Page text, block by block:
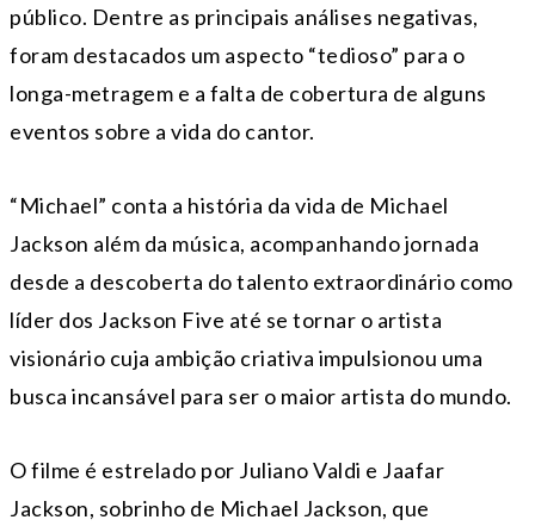
público. Dentre as principais análises negativas,
foram destacados um aspecto “tedioso” para o
longa-metragem e a falta de cobertura de alguns
eventos sobre a vida do cantor.
“Michael” conta a história da vida de Michael
Jackson além da música, acompanhando jornada
desde a descoberta do talento extraordinário como
líder dos Jackson Five até se tornar o artista
visionário cuja ambição criativa impulsionou uma
busca incansável para ser o maior artista do mundo.
O filme é estrelado por Juliano Valdi e Jaafar
Jackson, sobrinho de Michael Jackson, que